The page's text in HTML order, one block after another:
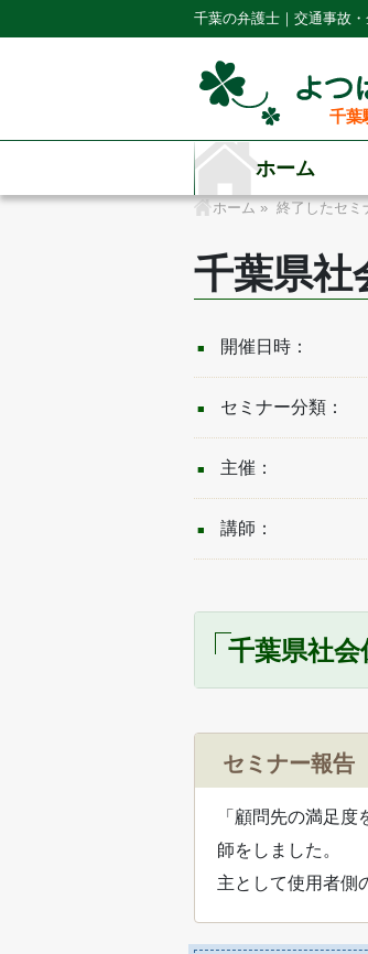
千葉の弁護士｜交通事故
千葉
ホーム
ホーム » 終了したセミ
千葉県社
開催日時：
セミナー分類：
主催：
講師：
千葉県社
セミナー報告
「顧問先の満足
師をしました。
主として使用者側